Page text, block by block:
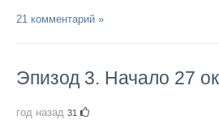
21 комментарий »
Эпизод 3. Начало 27
год назад 31